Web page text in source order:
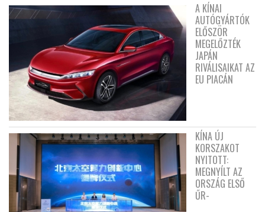
A KÍNAI
AUTÓGYÁRTÓK
ELŐSZÖR
MEGELŐZTÉK
JAPÁN
RIVÁLISAIKAT AZ
EU PIACÁN
KÍNA ÚJ
KORSZAKOT
NYITOTT:
MEGNYÍLT AZ
ORSZÁG ELSŐ
ŰR-